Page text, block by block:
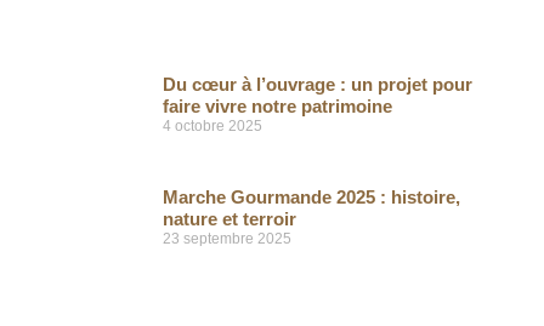
Du cœur à l’ouvrage : un projet pour
faire vivre notre patrimoine
4 octobre 2025
Marche Gourmande 2025 : histoire,
nature et terroir
23 septembre 2025